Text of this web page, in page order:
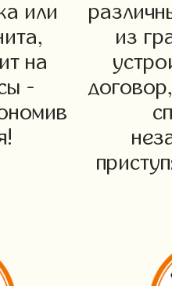
или
на
-
из